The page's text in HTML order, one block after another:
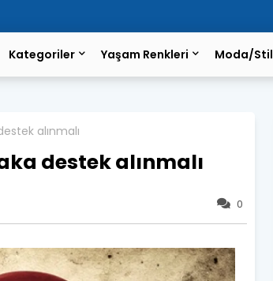
Kategoriler Yaşam Renkleri Moda/Stil
alınmalı
destek alınmalı
0